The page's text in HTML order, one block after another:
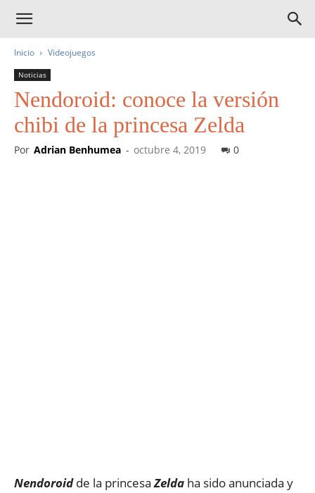
Inicio Videojuegos
Noticias
Nendoroid: conoce la versión
chibi de la princesa Zelda
Por Adrian Benhumea - octubre 4, 2019 0
Nendoroidde la princesaZelda ha sido anunciada y